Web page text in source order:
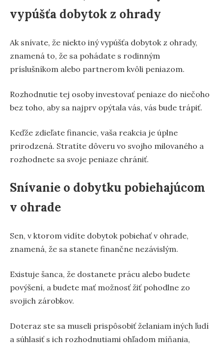
vypúšťa dobytok z ohrady
Ak snívate, že niekto iný vypúšťa dobytok z ohrady,
znamená to, že sa pohádate s rodinným
príslušníkom alebo partnerom kvôli peniazom.
Rozhodnutie tej osoby investovať peniaze do niečoho
bez toho, aby sa najprv opýtala vás, vás bude trápiť.
Keďže zdieľate financie, vaša reakcia je úplne
prirodzená. Stratíte dôveru vo svojho milovaného a
rozhodnete sa svoje peniaze chrániť.
Snívanie o dobytku pobiehajúcom
v ohrade
Sen, v ktorom vidíte dobytok pobiehať v ohrade,
znamená, že sa stanete finančne nezávislým.
Existuje šanca, že dostanete prácu alebo budete
povýšení, a budete mať možnosť žiť pohodlne zo
svojich zárobkov.
Doteraz ste sa museli prispôsobiť želaniam iných ľudí
a súhlasiť s ich rozhodnutiami ohľadom míňania,